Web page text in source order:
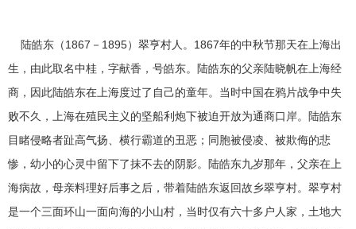
陆皓东（1867－1895）翠亨村人。1867年的中秋节那天在上海出
生，由此取名中桂，字献香，号皓东。陆皓东的父亲陆晓帆在上海经
商，因此陆皓东在上海度过了自己的童年。当时中国在鸦片战争中失
败不久，上海在殖民主义的坚船利炮下被迫开放为通商口岸。陆皓东
目睹侵略者趾高气扬、横行霸道的丑恶；同胞被侵凌、被欺侮的悲
惨，幼小的心灵中留下了抹不去的阴影。陆皓东九岁那年，父亲在上
海病故，母亲料理好后事之后，带着陆皓东返回故乡翠亨村。翠亨村
是一个三面环山一面向海的小山村，当时仅有六十多户人家，土地大